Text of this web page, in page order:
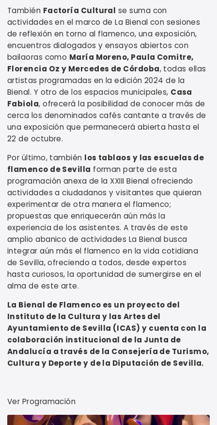
También Factoría Cultural se suma con
actividades en el marco de La Bienal con sesiones
de reflexión en torno al flamenco, una exposición,
encuentros dialogados y ensayos abiertos con
bailaoras como María Moreno, Paula Comitre,
Florencia Oz y Mercedes de Córdoba, todas ellas
artistas programadas en la edición 2024 de la
Bienal. Y otro de los espacios municipales, Casa
Fabiola, ofrecerá la posibilidad de conocer más de
cerca los denominados cafés cantante a través de
una exposición que permanecerá abierta hasta el
22 de octubre.
Por último, también los tablaos y las escuelas de
flamenco de Sevilla forman parte de esta
programación anexa de la XXIII Bienal ofreciendo
actividades a ciudadanos y visitantes que quieran
experimentar de otra manera el flamenco;
propuestas que enriquecerán aún más la
experiencia de los asistentes. A través de este
amplio abanico de actividades La Bienal busca
integrar aún más el flamenco en la vida cotidiana
de Sevilla, ofreciendo a todos, desde expertos
hasta curiosos, la oportunidad de sumergirse en el
alma de este arte.
La Bienal de Flamenco es un proyecto del
Instituto de la Cultura y las Artes del
Ayuntamiento de Sevilla (ICAS) y cuenta con la
colaboración institucional de la Junta de
Andalucía a través de la Consejería de Turismo,
Cultura y Deporte y de la Diputación de Sevilla.
Ver Programación